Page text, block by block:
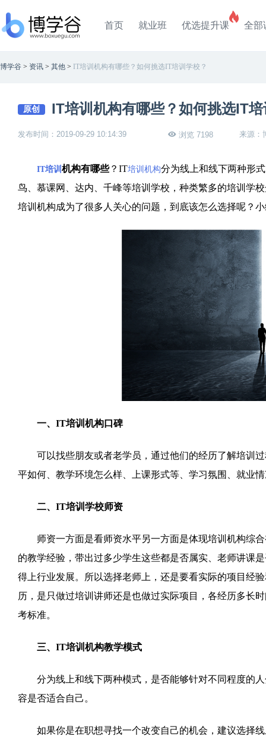
首页 就业班 优选提升课 全部
博学谷 > 资讯 > 其他 > IT培训机构有哪些？如何挑选IT培训学校？
原创 IT培训机构有哪些？如何挑选IT
发布时间：2019-09-29 10:14:39 浏览 7198 来源：
IT培训 机构有哪些？IT培训机构分为线上和线下两种形
鸟、慕课网、达内、千峰等培训学校，种类繁多的培训学
培训机构成为了很多人关心的问题，到底该怎么选择呢？
一、IT培训机构口碑
可以找些朋友或者老学员，通过他们的经历了解培训过
平如何、教学环境怎么样、上课形式等、学习氛围、就业
二、IT培训学校师资
师资一方面是看师资水平另一方面是体现培训机构综合
的教学经验，带出过多少学生这些都是否属实、老师讲课
得上行业发展。所以选择老师上，还是要看实际的项目经
历，是只做过培训讲师还是也做过实际项目，各经历多长
考标准。
三、IT培训机构教学模式
分为线上和线下两种模式，是否能够针对不同程度的人
容是否适合自己。
如果你是在职想寻找一个改变自己的机会，建议选择线